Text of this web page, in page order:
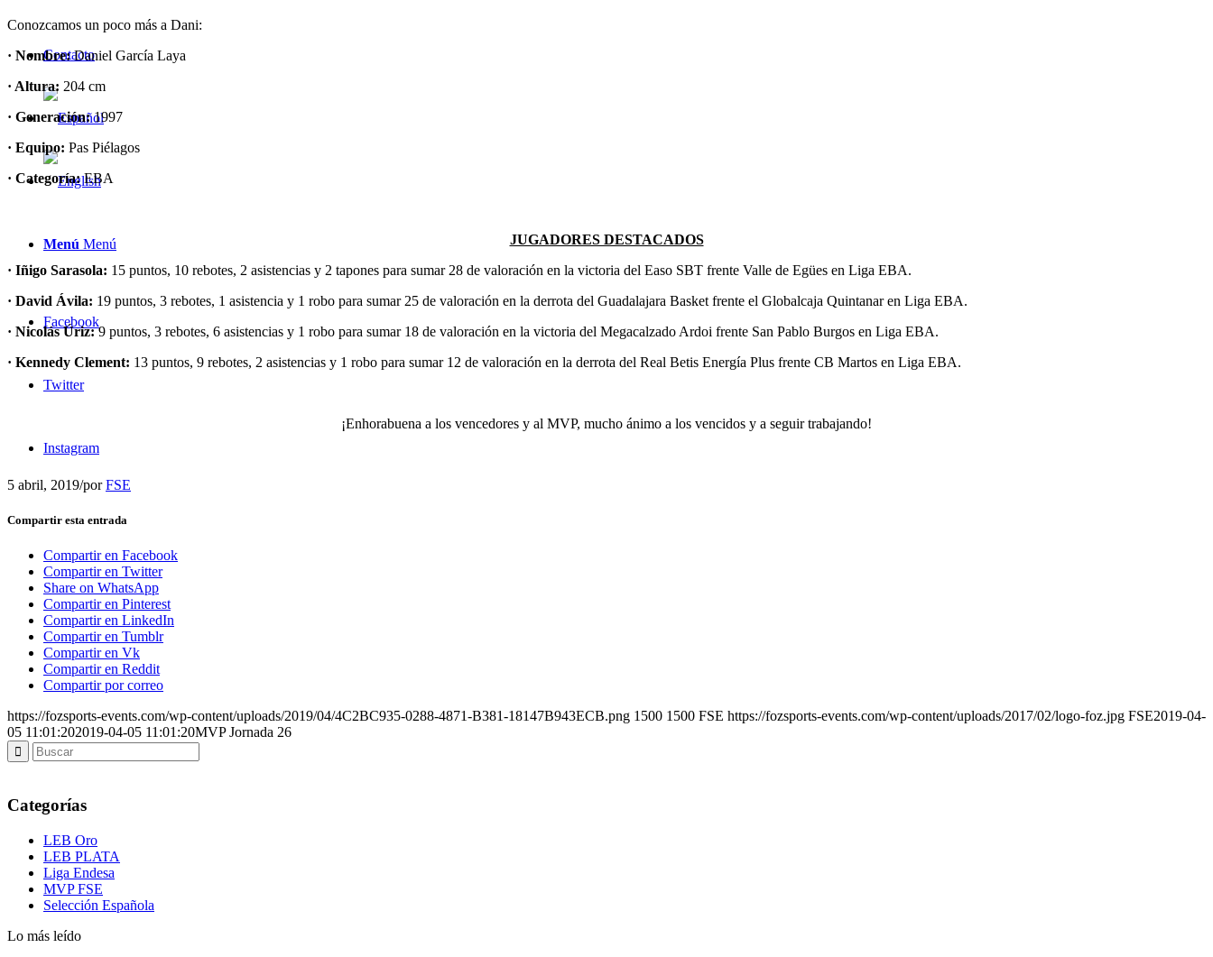
Contacto
Menú Menú
Facebook
Twitter
Instagram
Conozcamos un poco más a Dani:
· Nombre:Daniel García Laya
· Altura: 204 cm
· Generación:1997
· Equipo: Pas Piélagos
· Categoría:EBA
JUGADORES DESTACADOS
· Iñigo Sarasola: 15 puntos, 10 rebotes, 2 asistencias y 2 tapones para sumar 28 de valoración en la victoria del Easo SBT frente Valle de Egües en Liga EBA.
· David Ávila: 19 puntos, 3 rebotes, 1 asistencia y 1 robo para sumar 25 de valoración en la derrota del Guadalajara Basket frente el Globalcaja Quintanar en Liga EBA.
· Nicolás Úriz:9 puntos, 3 rebotes, 6 asistencias y 1 robo para sumar 18 de valoración en la victoria del Megacalzado Ardoi frente San Pablo Burgos en Liga EBA.
· Kennedy Clement: 13 puntos, 9 rebotes, 2 asistencias y 1 robo para sumar 12 de valoración en la derrota del Real Betis Energía Plus frente CB Martos en Liga EBA.
¡Enhorabuena a los vencedores y al MVP, mucho ánimo a los vencidos y a seguir trabajando!
5 abril, 2019/porFSE
Compartir esta entrada
Compartir en Facebook
Compartir en Twitter
Share on WhatsApp
Compartir en Pinterest
Compartir en LinkedIn
Compartir en Tumblr
Compartir en Vk
Compartir en Reddit
Compartir por correo
https://fozsports-events.com/wp-content/uploads/2019/04/4C2BC935-0288-4871-B381-18147B943ECB.png 1500 1500 FSE https://fozsports-events.com/wp-content/uploads/2017/02/logo-foz.jpg FSE2019-04-
05 11:01:202019-04-05 11:01:20MVP Jornada 26
Categorías
LEB Oro
LEB PLATA
Liga Endesa
MVP FSE
Selección Española
Lo más leído